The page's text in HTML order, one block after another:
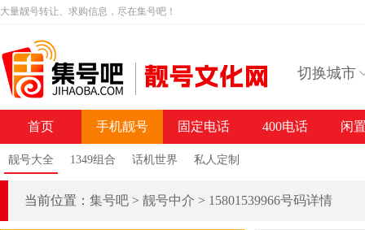
大量靓号转让、求购信息，尽在集号吧！
切换城市
首页 手机靓号
靓号大全 1349组合 话机世界 私人定制
固定电话 400电话 闲
当前位置： 集号吧 > 靓号中介 > 15801539966号码详情